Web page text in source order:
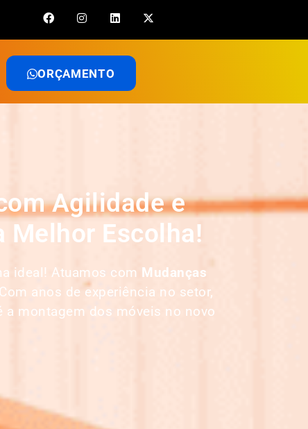
ORÇAMENTO
Agilidade e
Melhor Escolha!
ideal! Atuamos com Mudanças
anos de experiência no setor,
a montagem dos móveis no novo